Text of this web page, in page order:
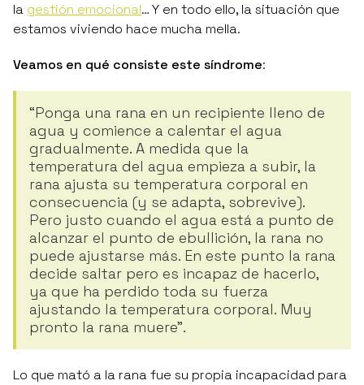
la gestión emocional… Y en todo ello, la situación que
estamos viviendo hace mucha mella.
Veamos en qué consiste este síndrome:
“Ponga una rana en un recipiente lleno de
agua y comience a calentar el agua
gradualmente. A medida que la
temperatura del agua empieza a subir, la
rana ajusta su temperatura corporal en
consecuencia (y se adapta, sobrevive).
Pero justo cuando el agua está a punto de
alcanzar el punto de ebullición, la rana no
puede ajustarse más. En este punto la rana
decide saltar pero es incapaz de hacerlo,
ya que ha perdido toda su fuerza
ajustando la temperatura corporal. Muy
pronto la rana muere".
Lo que mató a la rana fue su propia incapacidad para